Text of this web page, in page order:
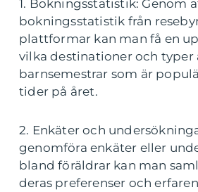
1. Bokningsstatistik: Genom
bokningsstatistik från
plattformar kan man få en
vilka destinationer och typer
barnsemestrar som är
tider på året.
2. Enkäter och
genomföra enkäter eller
bland föräldrar kan man
deras preferenser och